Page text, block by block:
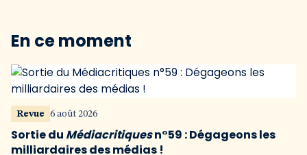
En ce moment
Revue 6 août 2026
Sortie du Médiacritiquesn°59 : Dégageons les
milliardaires des médias !